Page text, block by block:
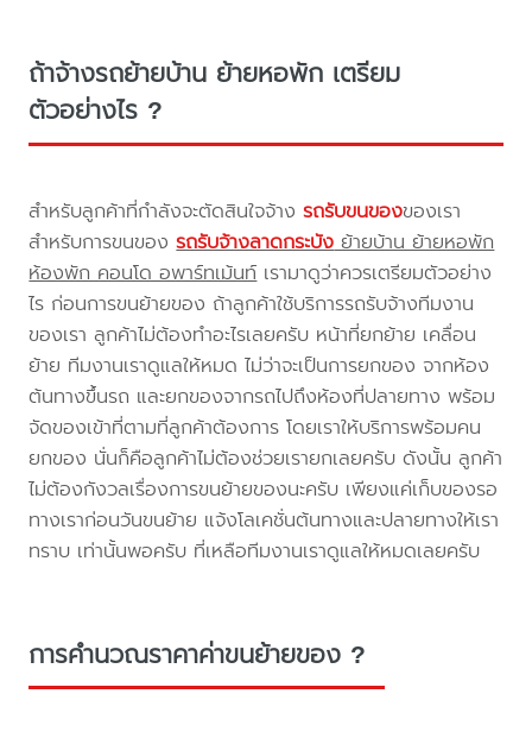
ถ้าจ้างรถย้ายบ้าน ย้ายหอพัก เตรียม
ตัวอย่างไร ?
สำหรับลูกค้าที่กำลังจะตัดสินใจจ้างรถรับขนของของเรา
สำหรับการขนของรถรับจ้างลาดกระบังย้ายบ้าน ย้ายหอพัก
ห้องพัก คอนโด อพาร์ทเม้นท์เรามาดูว่าควรเตรียมตัวอย่าง
ไร ก่อนการขนย้ายของ ถ้าลูกค้าใช้บริการรถรับจ้างทีมงาน
ของเรา ลูกค้าไม่ต้องทำอะไรเลยครับ หน้าที่ยกย้าย เคลื่อน
ย้าย ทีมงานเราดูแลให้หมด ไม่ว่าจะเป็นการยกของ จากห้อง
ต้นทางขึ้นรถ และยกของจากรถไปถึงห้องที่ปลายทาง พร้อม
จัดของเข้าที่ตามที่ลูกค้าต้องการ โดยเราให้บริการพร้อมคน
ยกของ นั่นก็คือลูกค้าไม่ต้องช่วยเรายกเลยครับ ดังนั้น ลูกค้า
ไม่ต้องกังวลเรื่องการขนย้ายของนะครับ เพียงแค่เก็บของรอ
ทางเราก่อนวันขนย้าย แจ้งโลเคชั่นต้นทางและปลายทางให้เรา
ทราบ เท่านั้นพอครับ ที่เหลือทีมงานเราดูแลให้หมดเลยครับ
การคำนวณราคาค่าขนย้ายของ ?